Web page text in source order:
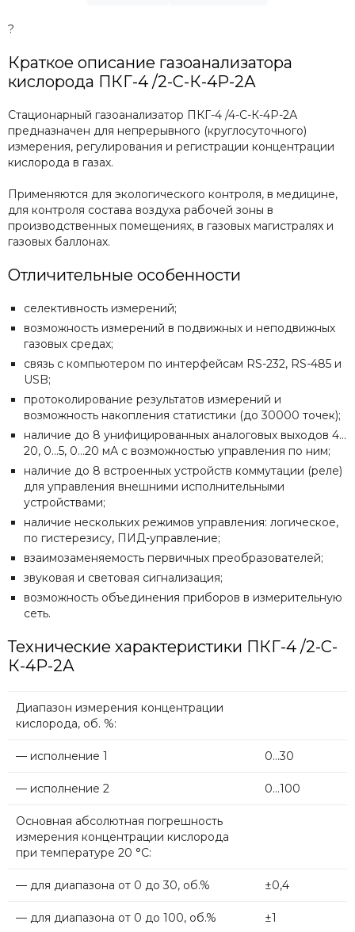
?
Краткое описание газоанализатора
кислорода ПКГ-4 /2-С-К-4Р-2А
Стационарный газоанализатор ПКГ-4 /4-С-К-4Р-2А
предназначен для непрерывного (круглосуточного)
измерения, регулирования и регистрации концентрации
кислорода в газах.
Применяются для экологического контроля, в медицине,
для контроля состава воздуха рабочей зоны в
производственных помещениях, в газовых магистралях и
газовых баллонах.
Отличительные особенности
селективность измерений;
возможность измерений в подвижных и неподвижных
газовых средах;
связь с компьютером по интерфейсам RS-232, RS-485 и
USB;
протоколирование результатов измерений и
возможность накопления статистики (до 30000 точек);
наличие до 8 унифицированных аналоговых выходов 4…
20, 0…5, 0…20 мА с возможностью управления по ним;
наличие до 8 встроенных устройств коммутации (реле)
для управления внешними исполнительными
устройствами;
наличие нескольких режимов управления: логическое,
по гистерезису, ПИД-управление;
взаимозаменяемость первичных преобразователей;
звуковая и световая сигнализация;
возможность объединения приборов в измерительную
сеть.
Технические характеристики ПКГ-4 /2-С-
К-4Р-2А
Диапазон измерения концентрации
кислорода, об. %:
— исполнение 1 0...30
— исполнение 2 0...100
Основная абсолютная погрешность
измерения концентрации кислорода
при температуре 20 °С:
— для диапазона от 0 до 30, об.% ±0,4
— для диапазона от 0 до 100, об.% ±1